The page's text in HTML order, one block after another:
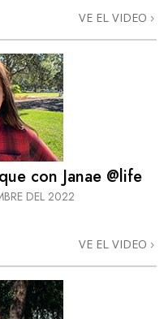
VE EL VIDEO
con Janae @life
DEL 2022
VE EL VIDEO